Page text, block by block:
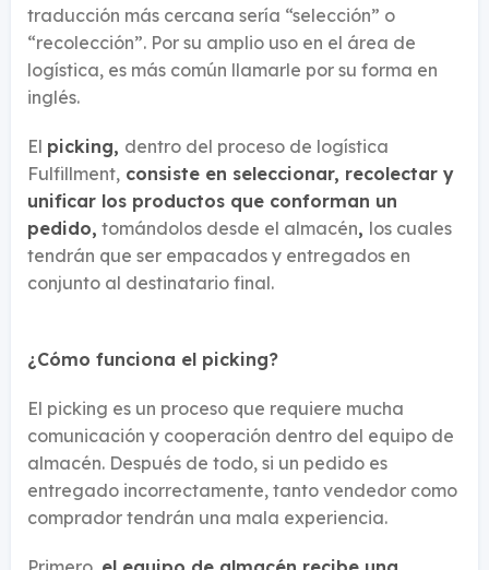
traducción más cercana sería “selección” o
“recolección”. Por su amplio uso en el área de
logística, es más común llamarle por su forma en
inglés.
El picking, dentro del proceso de logística
Fulfillment, consiste en seleccionar, recolectar y
unificar los productos que conforman un
pedido, tomándolos desde el almacén, los cuales
tendrán que ser empacados y entregados en
conjunto al destinatario final.
¿Cómo funciona el picking?
El picking es un proceso que requiere mucha
comunicación y cooperación dentro del equipo de
almacén. Después de todo, si un pedido es
entregado incorrectamente, tanto vendedor como
comprador tendrán una mala experiencia.